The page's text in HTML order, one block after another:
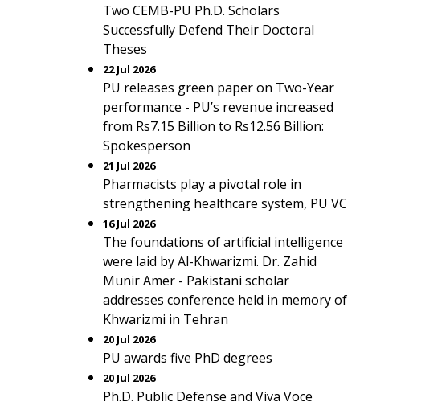
Two CEMB-PU Ph.D. Scholars
Successfully Defend Their Doctoral
Theses
22 Jul 2026
PU releases green paper on Two-Year
performance - PU’s revenue increased
from Rs7.15 Billion to Rs12.56 Billion:
Spokesperson
21 Jul 2026
Pharmacists play a pivotal role in
strengthening healthcare system, PU VC
16 Jul 2026
The foundations of artificial intelligence
were laid by Al-Khwarizmi. Dr. Zahid
Munir Amer - Pakistani scholar
addresses conference held in memory of
Khwarizmi in Tehran
20 Jul 2026
PU awards five PhD degrees
20 Jul 2026
Ph.D. Public Defense and Viva Voce